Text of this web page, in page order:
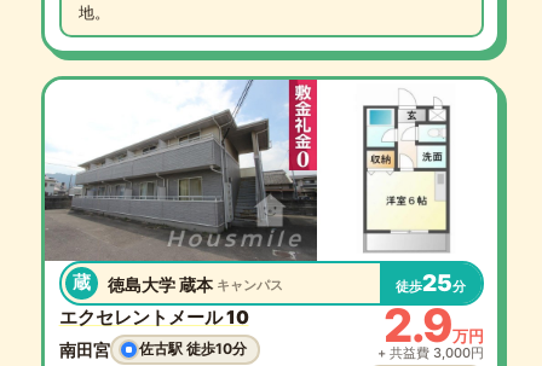
地。
蔵 徳島大学 蔵本 キャンパス 徒歩25分
エクセレントメール 10
南田宮 佐古駅 徒歩10分 2.9万円
+ 共益費 3,000円